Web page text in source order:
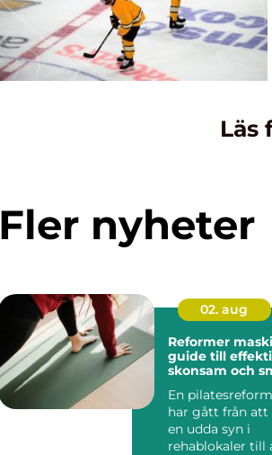
Läs
Fler nyheter
02. aug
Reformer maskin
guide till
skonsam och
En
har gått från att
en udda syn i
rehablokaler till